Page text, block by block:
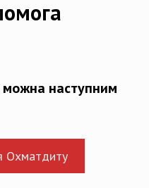
наступним
Охматдиту